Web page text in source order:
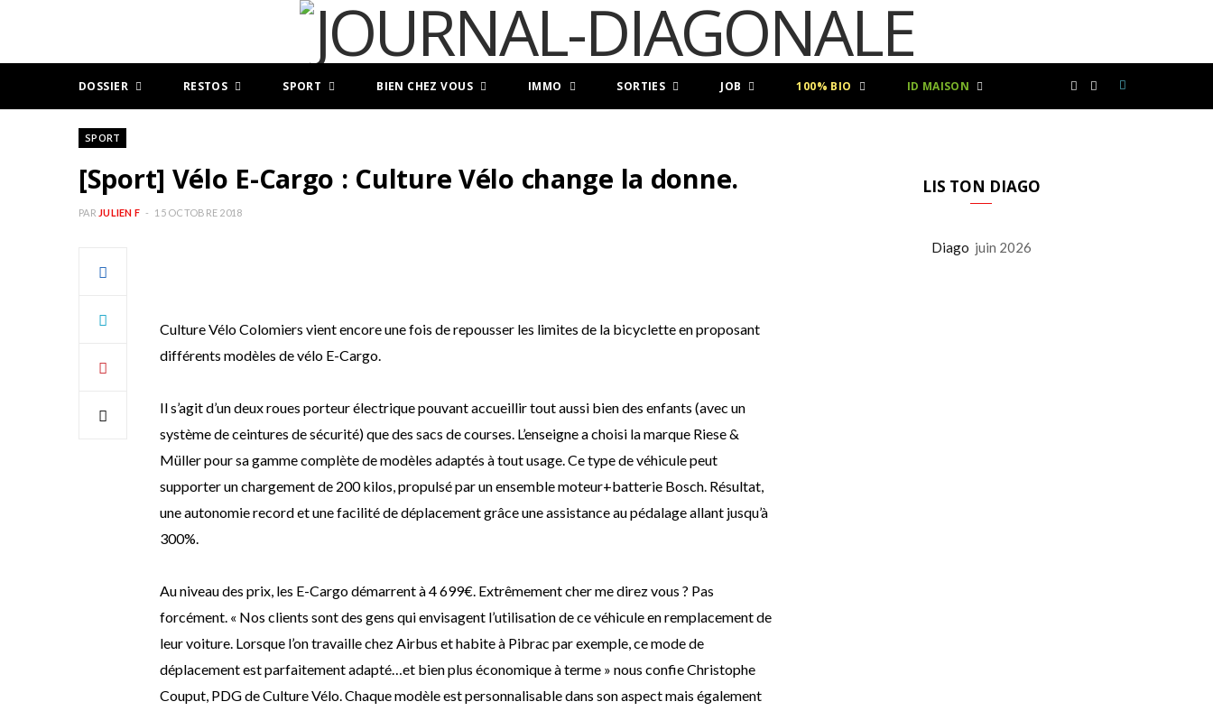
DOSSIER RESTOS SPORT BIEN CHEZ VOUS IMMO SORTIES JOB 100% BIO ID MAISON
SPORT
[Sport] Vélo E-Cargo : Culture Vélo change la donne.
PAR JULIEN F 15 OCTOBRE 2018
Culture Vélo Colomiers vient encore une fois de repousser les limites de la bicyclette en proposant
différents modèles de vélo E-Cargo.
Il s’agit d’un deux roues porteur électrique pouvant accueillir tout aussi bien des enfants (avec un
système de ceintures de sécurité) que des sacs de courses. L’enseigne a choisi la marque Riese &
Müller pour sa gamme complète de modèles adaptés à tout usage. Ce type de véhicule peut
supporter un chargement de 200 kilos, propulsé par un ensemble moteur+batterie Bosch. Résultat,
une autonomie record et une facilité de déplacement grâce une assistance au pédalage allant jusqu’à
300%.
Au niveau des prix, les E-Cargo démarrent à 4 699€. Extrêmement cher me direz vous ? Pas
forcément. « Nos clients sont des gens qui envisagent l’utilisation de ce véhicule en remplacement de
leur voiture. Lorsque l’on travaille chez Airbus et habite à Pibrac par exemple, ce mode de
déplacement est parfaitement adapté…et bien plus économique à terme » nous confie Christophe
Couput, PDG de Culture Vélo. Chaque modèle est personnalisable dans son aspect mais également
LIS TON DIAGO
Diago juin 2026